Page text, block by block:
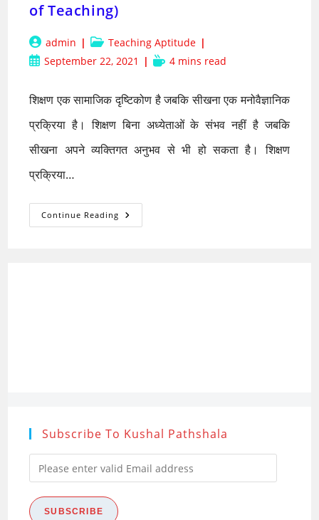
of Teaching)
Post
author:
admin
Post
category:
Teaching Aptitude
PostSeptember 22, 2021
Reading
4 mins read
शिक्षण एक सामाजिक दृष्टिकोण है जबकि सीखना एक मनोवैज्ञानिक
प्रक्रिया है। शिक्षण बिना अध्येताओं के संभव नहीं है जबकि
सीखना अपने व्यक्तिगत अनुभव से भी हो सकता है। शिक्षण
प्रक्रिया…
Continue Reading शिक्षण
के
Subscribe To Kushal Pathshala
Please
enter
validSUBSCRIBE